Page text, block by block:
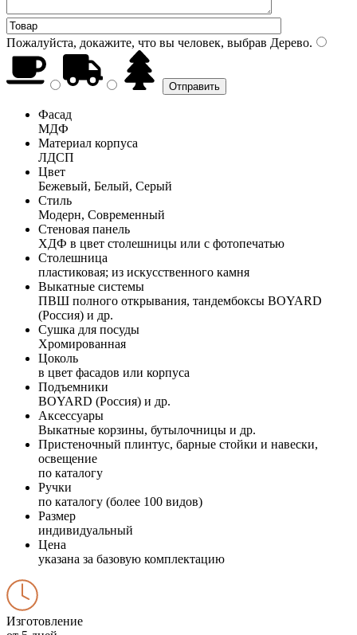
Пожалуйста, докажите, что вы человек, выбрав Дерево.
Фасад
МДФ
Материал корпуса
ЛДСП
Цвет
Бежевый, Белый, Серый
Стиль
Модерн, Современный
Стеновая панель
ХДФ в цвет столешницы или с фотопечатью
Столешница
пластиковая; из искусственного камня
Выкатные системы
ПВШ полного открывания, тандембоксы BOYARD
(Россия) и др.
Сушка для посуды
Хромированная
Цоколь
в цвет фасадов или корпуса
Подъемники
BOYARD (Россия) и др.
Аксессуары
Выкатные корзины, бутылочницы и др.
Пристеночный плинтус, барные стойки и навески,
освещение
по каталогу
Ручки
по каталогу (более 100 видов)
Размер
индивидуальный
Цена
указана за базовую комплектацию
Изготовление